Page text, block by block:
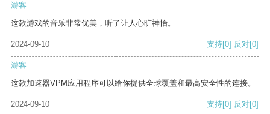
游客
这款游戏的音乐非常优美，听了让人心旷神怡。
2024-09-10 支持[0] 反对[0]
游客
这款加速器VPM应用程序可以给你提供全球覆盖和最高安全性的连接。
2024-09-10 支持[0] 反对[0]